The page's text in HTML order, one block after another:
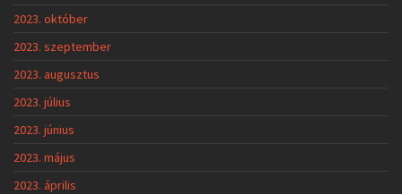
2023. október
2023. szeptember
2023. augusztus
2023. július
2023. június
2023. május
2023. április